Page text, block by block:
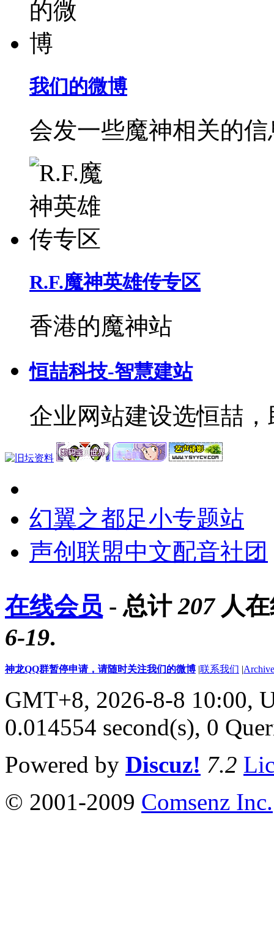
我们的微博
会发一些魔神相关的信
R.F.魔神英雄传专区
香港的魔神站
恒喆科技-智慧建站
企业网站建设选恒喆
幻翼之都足小专题站
声创联盟中文配音社团
在线会员 - 总计207人在
6-19.
神龙QQ群暂停申请，请随时关注我们的微博 |联系我们 |
GMT+8, 2026-8-8 10:00,
0.014554 second(s), 0
Powered by Discuz! 7.2
© 2001-2009 Comsenz Inc.